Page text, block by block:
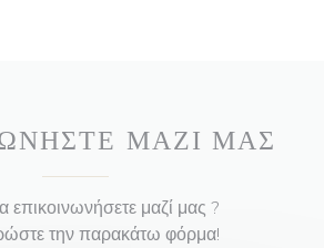
ΜΑΖΊ ΜΑΣ
επικοινωνήσετε μαζί μας ?
την παρακάτω φόρμα!